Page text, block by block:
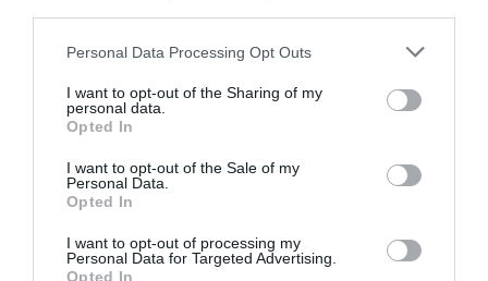
Please note that this website/app uses one or more Google
not limited to your visit or usage behaviour. You may click to
grant or deny consent to Google and its third-party tags to
use your data for below specified purposes in below Google
consent section.
Personal Data Processing Opt Outs
I want to opt-out of the Sharing of my
personal data.
Opted In
I want to opt-out of the Sale of my
Personal Data.
Opted In
I want to opt-out of processing my
Personal Data for Targeted Advertising.
Opted In